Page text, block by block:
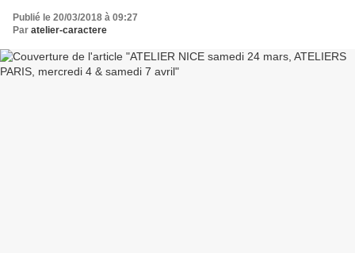
Publié le 20/03/2018 à 09:27
Par atelier-caractere